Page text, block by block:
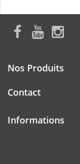
Nos Produits
Contact
Informations